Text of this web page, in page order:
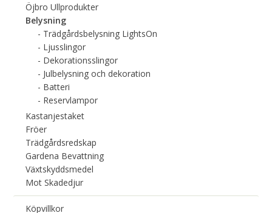
Öjbro Ullprodukter
Belysning
Trädgårdsbelysning LightsOn
Ljusslingor
Dekorationsslingor
Julbelysning och dekoration
Batteri
Reservlampor
Kastanjestaket
Fröer
Trädgårdsredskap
Gardena Bevattning
Växtskyddsmedel
Mot Skadedjur
Köpvillkor